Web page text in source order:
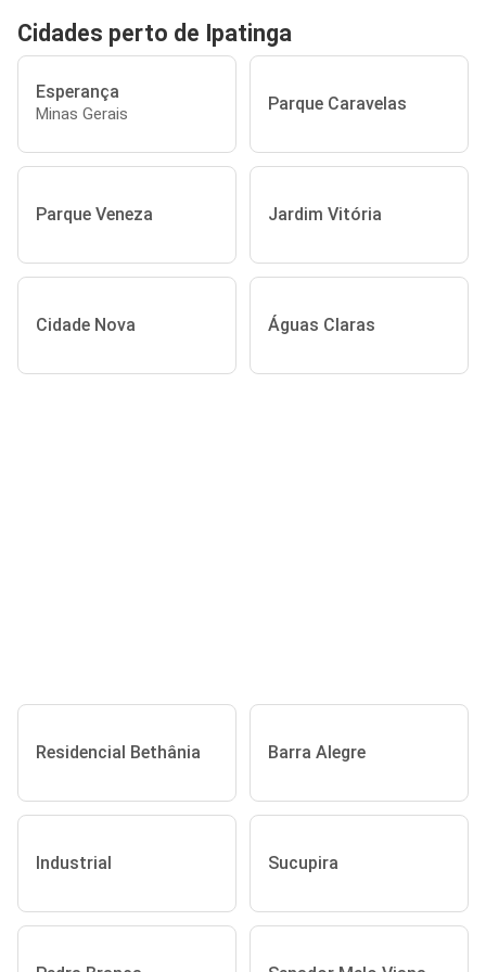
Cidades perto de Ipatinga
Esperança
Minas Gerais Parque Caravelas
Parque Veneza Jardim Vitória
Cidade Nova Águas Claras
Residencial Bethânia Barra Alegre
Industrial Sucupira